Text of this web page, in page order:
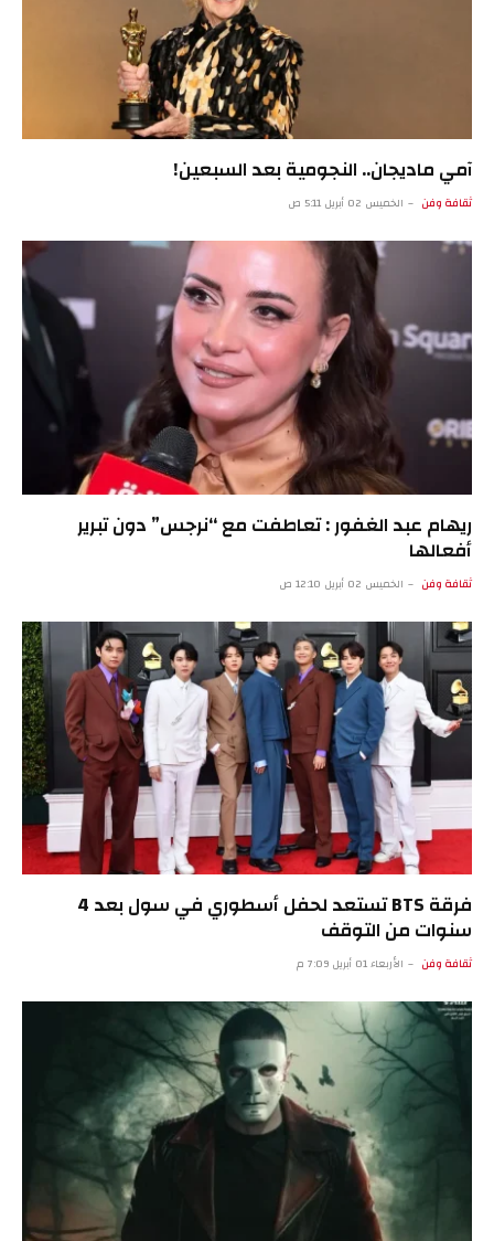
آمي ماديجان.. النجومية بعد السبعين!
ثقافة وفن الخميس 02 أبريل 5:11 ص
ريهام عبد الغفور : تعاطفت مع “نرجس” دون تبرير
أفعالها
ثقافة وفن الخميس 02 أبريل 12:10 ص
فرقة BTS تستعد لحفل أسطوري في سول بعد 4
سنوات من التوقف
ثقافة وفن الأربعاء 01 أبريل 7:09 م